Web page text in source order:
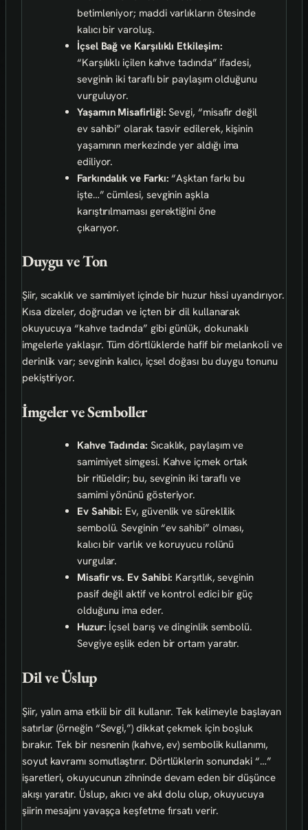
betimleniyor; maddi varlıkların ötesinde
kalıcı bir varoluş.
İçsel Bağ ve Karşılıklı Etkileşim:
“Karşılıklı içilen kahve tadında” ifadesi,
sevginin iki taraflı bir paylaşım olduğunu
vurguluyor.
Yaşamın Misafirliği: Sevgi, “misafir değil
ev sahibi” olarak tasvir edilerek, kişinin
yaşamının merkezinde yer aldığı ima
ediliyor.
Farkındalık ve Farkı: “Aşktan farkı bu
işte…” cümlesi, sevginin aşkla
karıştırılmaması gerektiğini öne
çıkarıyor.
Duygu ve Ton
Şiir, sıcaklık ve samimiyet içinde bir huzur hissi uyandırıyor.
Kısa dizeler, doğrudan ve içten bir dil kullanarak
okuyucuya “kahve tadında” gibi günlük, dokunaklı
imgelerle yaklaşır. Tüm dörtlüklerde hafif bir melankoli ve
derinlik var; sevginin kalıcı, içsel doğası bu duygu tonunu
pekiştiriyor.
İmgeler ve Semboller
Kahve Tadında: Sıcaklık, paylaşım ve
samimiyet simgesi. Kahve içmek ortak
bir ritüeldir; bu, sevginin iki taraflı ve
samimi yönünü gösteriyor.
Ev Sahibi: Ev, güvenlik ve süreklilik
sembolü. Sevginin “ev sahibi” olması,
kalıcı bir varlık ve koruyucu rolünü
vurgular.
Misafir vs. Ev Sahibi: Karşıtlık, sevginin
pasif değil aktif ve kontrol edici bir güç
olduğunu ima eder.
Huzur: İçsel barış ve dinginlik sembolü.
Sevgiye eşlik eden bir ortam yaratır.
Dil ve Üslup
Şiir, yalın ama etkili bir dil kullanır. Tek kelimeyle başlayan
satırlar (örneğin “Sevgi,”) dikkat çekmek için boşluk
bırakır. Tek bir nesnenin (kahve, ev) sembolik kullanımı,
soyut kavramı somutlaştırır. Dörtlüklerin sonundaki “…”
işaretleri, okuyucunun zihninde devam eden bir düşünce
akışı yaratır. Üslup, akıcı ve akıl dolu olup, okuyucuya
şiirin mesajını yavaşça keşfetme fırsatı verir.